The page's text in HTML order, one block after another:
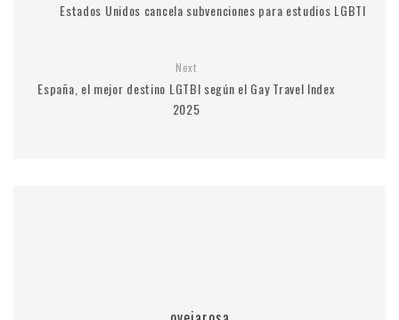
Estados Unidos cancela subvenciones para estudios LGBTI
Next
España, el mejor destino LGTBI según el Gay Travel Index
2025